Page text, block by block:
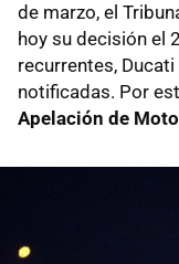
de marzo, el
hoy su decisión el
recurrentes,
notificadas. Por
Apelación de